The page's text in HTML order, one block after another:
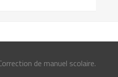
de manuel scolaire.